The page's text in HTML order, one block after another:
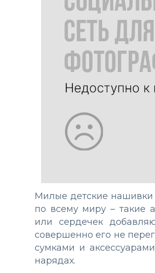
Милые детские нашивки
по всему миру – такие
или сердечек
совершенно его не
сумками и
нарядах.